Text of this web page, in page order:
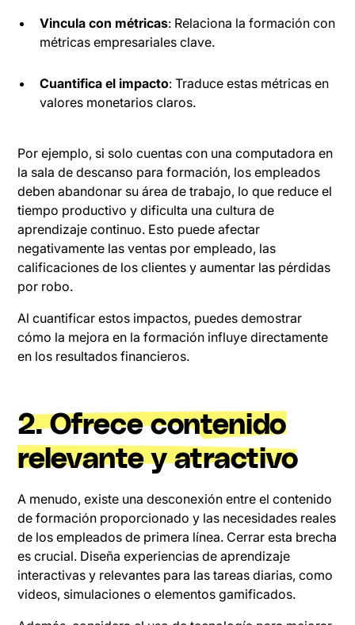
Vincula con métricas: Relaciona la formación con
métricas empresariales clave.
Cuantifica el impacto: Traduce estas métricas en
valores monetarios claros.
Por ejemplo, si solo cuentas con una computadora en
la sala de descanso para formación, los empleados
deben abandonar su área de trabajo, lo que reduce el
tiempo productivo y dificulta una cultura de
aprendizaje continuo. Esto puede afectar
negativamente las ventas por empleado, las
calificaciones de los clientes y aumentar las pérdidas
por robo.
Al cuantificar estos impactos, puedes demostrar
cómo la mejora en la formación influye directamente
en los resultados financieros.
2. Ofrece contenido
relevante y atractivo
A menudo, existe una desconexión entre el contenido
de formación proporcionado y las necesidades reales
de los empleados de primera línea. Cerrar esta brecha
es crucial. Diseña experiencias de aprendizaje
interactivas y relevantes para las tareas diarias, como
videos, simulaciones o elementos gamificados.